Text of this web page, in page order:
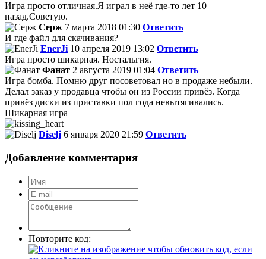
Игра просто отличная.Я играл в неё где-то лет 10
назад.Советую.
Серж 7 марта 2018 01:30 Ответить
И где файл для скачивания?
EnerJi 10 апреля 2019 13:02 Ответить
Игра просто шикарная. Ностальгия.
Фанат 2 августа 2019 01:04 Ответить
Игра бомба. Помню друг посоветовал но в продаже небыли.
Делал заказ у продавца чтобы он из России привёз. Когда
привёз диски из приставки пол года невытягивались.
Шикарная игра
Diselj 6 января 2020 21:59 Ответить
Добавление комментария
Повторите код: